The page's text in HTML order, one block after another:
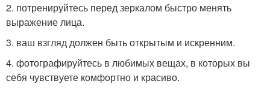
2. потренируйтесь перед зеркалом быстро менять
выражение лица.
3. ваш взгляд должен быть открытым и искренним.
4. фотографируйтесь в любимых вещах, в которых вы
себя чувствуете комфортно и красиво.